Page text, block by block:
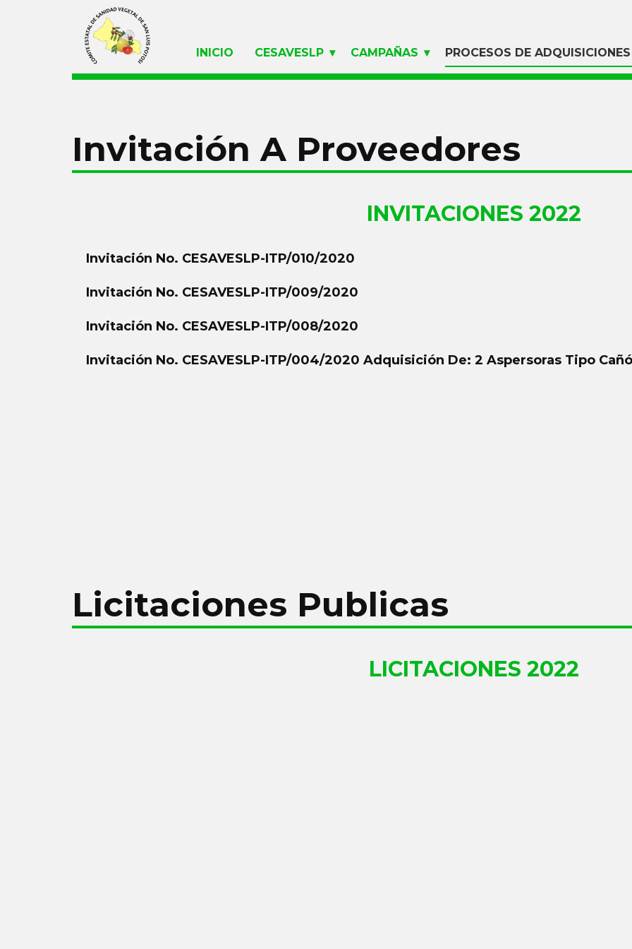
INICIO CESAVESLP CAMPAÑAS PROCESOS DE ADQUISICIONES
Invitación A Proveedores
INVITACIONES​ 2022
Invitación No. CESAVESLP-ITP/010/2020
Invitación No. CESAVESLP-ITP/009/2020
Invitación No. CESAVESLP-ITP/008/2020
Invitación No. CESAVESLP-ITP/004/2020 Adquisición De: 2 Aspersoras Tipo
Licitaciones Publicas
LICITACIONES​ 2022